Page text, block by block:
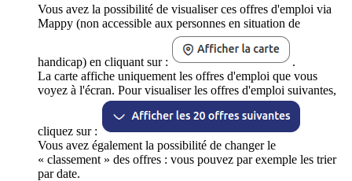
Vous avez la possibilité de visualiser ces offres d'emploi via
Mappy (non accessible aux personnes en situation de
handicap) en cliquant sur :
.
La carte affiche uniquement les offres d'emploi que vous
voyez à l'écran. Pour visualiser les offres d'emploi suivantes,
cliquez sur :
Vous avez également la possibilité de changer le
« classement » des offres : vous pouvez par exemple les trier
par date.